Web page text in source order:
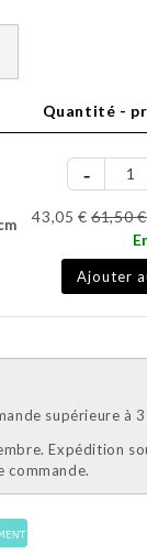
Quantité -
43,05 €61,50
Ajouter
supérieure à
Expédition
commande.